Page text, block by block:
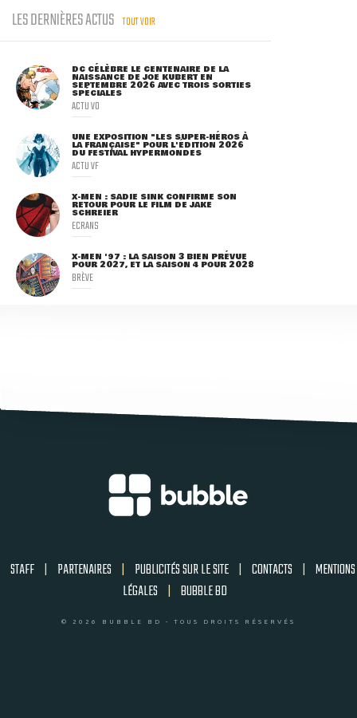
LES DERNIÈRES ACTUS TOUT VOIR
DC CÉLÈBRE LE CENTENAIRE DE LA
NAISSANCE DE JOE KUBERT EN
SEPTEMBRE 2026 AVEC TROIS SORTIES
SPÉCIALES
ACTU VO
UNE EXPOSITION "LES SUPER-HÉROS À
LA FRANÇAISE" POUR L'ÉDITION 2026
DU FESTIVAL HYPERMONDES
ACTU VF
X-MEN : SADIE SINK CONFIRME SON
RETOUR POUR LE FILM DE JAKE
SCHREIER
ECRANS
X-MEN '97 : LA SAISON 3 BIEN PRÉVUE
POUR 2027, ET LA SAISON 4 POUR 2028
BRÈVE
STAFF | PARTENAIRES | PUBLICITÉS SUR LE SITE | CONTACTS | MENTIONS
LÉGALES | BUBBLE BD
© 2026 BUBBLE BD - TOUS DROITS RÉSERVÉS